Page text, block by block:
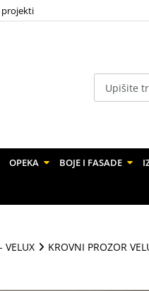
projekti
OPEKA BOJE I FASADE
VELUX KROVNI PROZOR